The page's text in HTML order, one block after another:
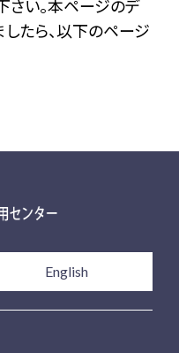
い。本ページのデ
たら、以下のページ
English